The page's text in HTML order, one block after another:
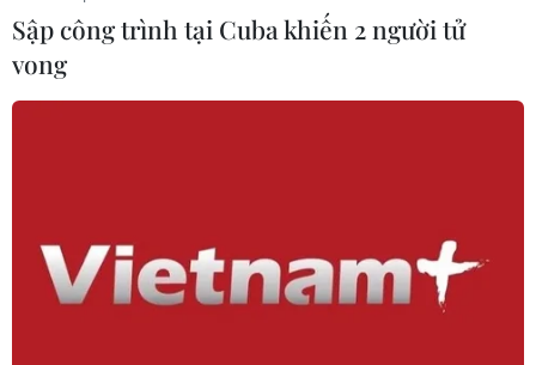
Khởi tố người đi bộ gây tai nạn chết
người trên quốc lộ ở Quảng Trị
Sập công trình tại Cuba khiến 2 người tử
vong